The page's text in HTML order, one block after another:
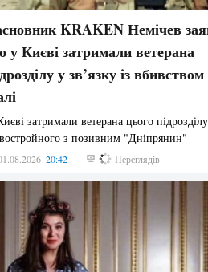
KRAKEN Немічев
у Києві затримали ветерана
у зв’язку із
затримали ветерана цього
з позивним "Дніпрянин"
20:42 166 Переглядів